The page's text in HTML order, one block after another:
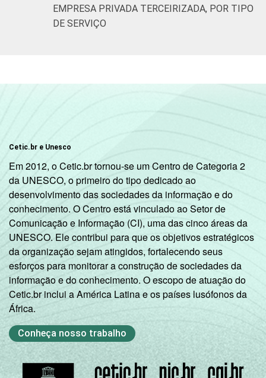
EMPRESA PRIVADA TERCEIRIZADA, POR TIPO
DE SERVIÇO
Cetic.br e Unesco
Em 2012, o Cetic.br tornou-se um Centro de Categoria 2
da UNESCO, o primeiro do tipo dedicado ao
desenvolvimento das sociedades da informação e do
conhecimento. O Centro está vinculado ao Setor de
Comunicação e Informação (CI), uma das cinco áreas da
UNESCO. Ele contribui para que os objetivos estratégicos
da organização sejam atingidos, fortalecendo seus
esforços para monitorar a construção de sociedades da
informação e do conhecimento. O escopo de atuação do
Cetic.br inclui a América Latina e os países lusófonos da
África.
Conheça nosso trabalho